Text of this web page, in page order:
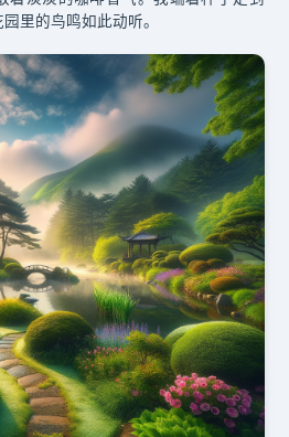
里的鸟鸣如此动听。